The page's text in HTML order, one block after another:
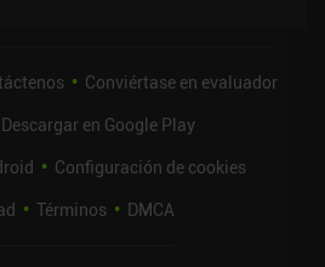
Conviértase en evaluador
Descargar en Google Play
Configuración de cookies
Términos DMCA